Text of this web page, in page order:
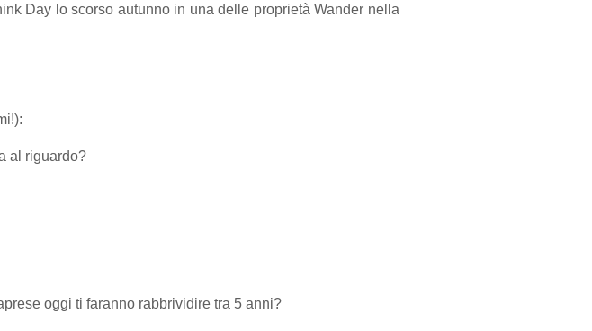
Day lo scorso autunno in una delle proprietà Wander nella
al riguardo?
oggi ti faranno rabbrividire tra 5 anni?